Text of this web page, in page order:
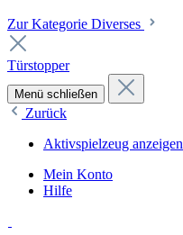
Zur Kategorie Diverses
Türstopper
Menü schließen
Zurück
Aktivspielzeug anzeigen
Mein Konto
Hilfe